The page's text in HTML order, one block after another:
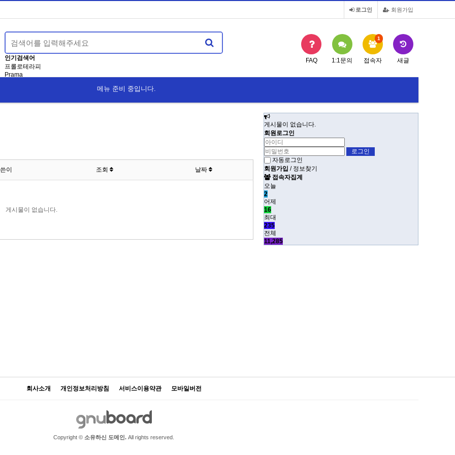
회원가입
로그인
인기검색어
프롤로테라피
Prama
FAQ 1:1문의 접속자
1
새글
메뉴 준비 중입니다.
이 조회 날짜
게시물이 없습니다.
게시물이 없습니다.
회원로그인
자동로그인
회원가입 / 정보찾기
접속자집계
오늘
2
어제
16
최대
235
전체
11,285
회사소개 개인정보처리방침 서비스이용약관 모바일버전
Copyright © 소유하신 도메인. All rights reserved.